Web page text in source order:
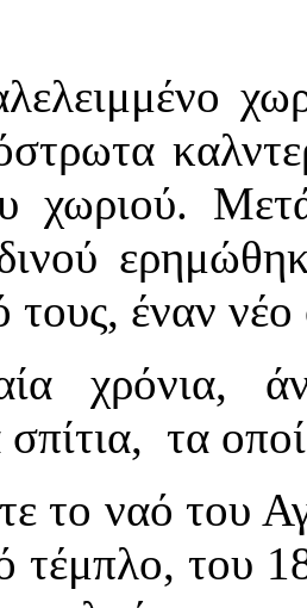
χωριού.
τους, έναν
χρόνια,
τα
το ναό του
τέμπλο, του